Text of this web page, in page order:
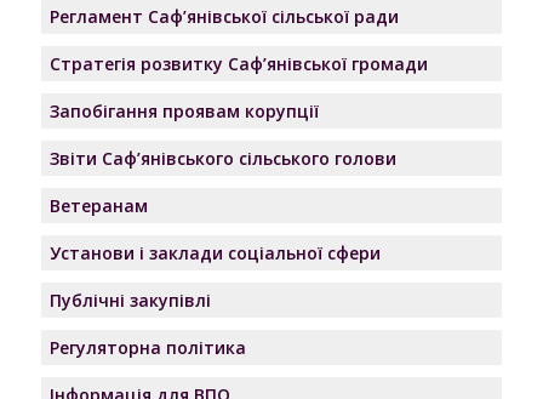
Регламент Саф’янівської сільської ради
Стратегія розвитку Саф’янівської громади
Запобігання проявам корупції
Звіти Саф’янівського сільського голови
Ветеранам
Установи і заклади соціальної сфери
Публічні закупівлі
Регуляторна політика